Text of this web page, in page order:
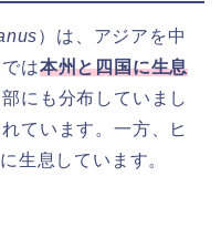
）は、アジアを中
は本州と四国に生息
にも分布していまし
ています。一方、ヒ
生息しています。